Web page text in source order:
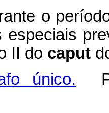
o
especiais
II do caput
único.